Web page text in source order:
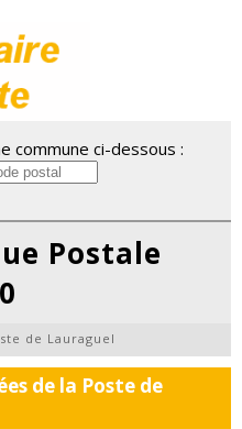
commune ci-dessous :
Postale
de Lauraguel
de la Poste de